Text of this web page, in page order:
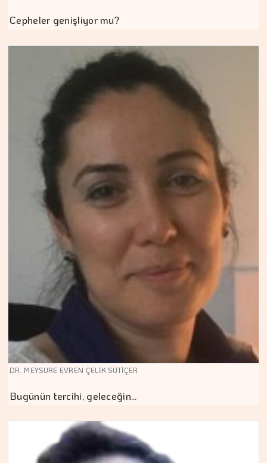
Cepheler genişliyor mu?
DR. MEYSURE EVREN ÇELİK SÜTİÇER
Bugünün tercihi, geleceğin…